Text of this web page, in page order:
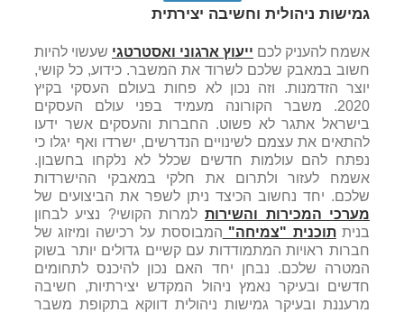
גמישות ניהולית וחשיבה יצירתית
אשמח להעניק לכם ייעוץ ארגוני ואסטרטגי שעשוי להיות
חשוב במאבק שלכם לשרוד את המשבר. כידוע, כל קושי,
יוצר הזדמנות. וזה נכון לא פחות בעולם העסקי בקיץ
2020. משבר הקורונה מעמיד בפני עולם העסקים
בישראל אתגר לא פשוט. החברות והעסקים אשר ידעו
להתאים את עצמם לשינויים הנדרשים, ישרדו ואף יגלו כי
נפתח להם עולמות חדשים שכלל לא נלקחו בחשבון.
אשמח לעזור ולתרום את חלקי במאבקי ההישרדות
שלכם. יחד נחשוב הכיצד ניתן לשפר את הביצועים של
מערכי המכירות והשירותלמרות הקושי? נציע לבחון
בניתתוכנית "צמיחה" המבוססת על רכישה ומיזוג של
חברות ראויות המתמודדות עם קשיים גדולים יותר בשוק
המטרה שלכם. נבחן יחד האם נכון להיכנס לתחומים
חדשים ובעיקר נאמץ ניהול המקדש יצירתיות, חשיבה
מרעננת ובעיקר גמישות ניהולית דווקא בתקופת משבר